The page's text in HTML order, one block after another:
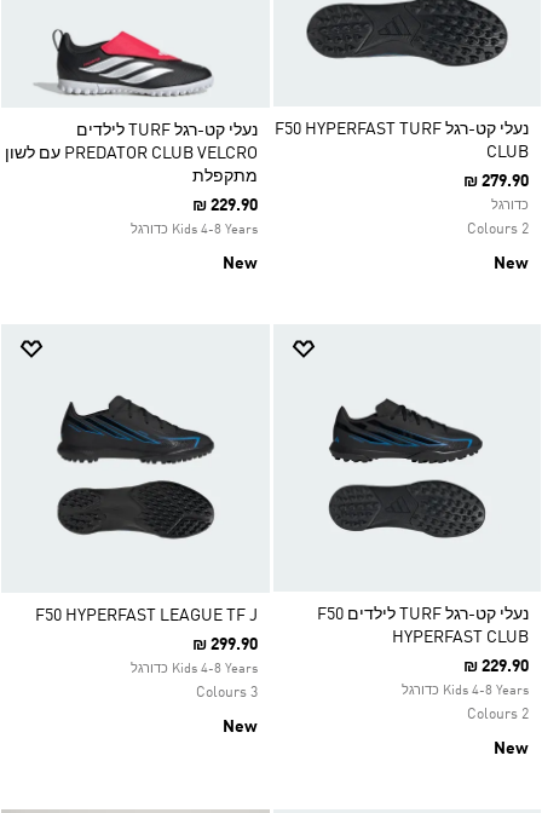
נעלי קט-רגל TURF‏ F50 HYPERFAST
CLUB
₪ 279.90
כדורגל
2 Colours
New
נעלי קט-רגל TURF‏ לילדים
PREDATOR CLUB VELCRO עם לשון
מתקפלת
₪ 229.90
Kids 4-8 Years כדורגל
New
נעלי קט-רגל TURF לילדים F50
HYPERFAST CLUB
₪ 229.90
Kids 4-8 Years כדורגל
2 Colours
New
F50 HYPERFAST LEAGUE TF J
₪ 299.90
Kids 4-8 Years כדורגל
3 Colours
New